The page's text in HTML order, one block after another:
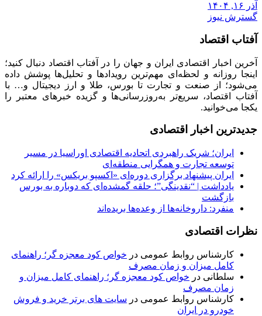
آذر ۱۶, ۱۴۰۴
گسترش نیوز
آفتاب اقتصاد
آخرین اخبار اقتصادی ایران و جهان را در آفتاب اقتصاد دنبال کنید؛
اینجا روزانه و لحظه‌ای مهم‌ترین رویدادها و تحلیل‌ها پوشش داده
می‌شود؛ از صنعت و تجارت تا بورس، طلا و ارز دیجیتال و… با
آفتاب اقتصاد، سریع‌تر به‌روزرسانی‌ها و گزیده خبرهای معتبر را
یکجا می‌خوانید.
جدیدترین اخبار اقتصادی
ایران؛ شریک راهبردی اتحادیه اقتصادی اوراسیا در مسیر
توسعه تجارت و همگرایی منطقه‌ای
ایران پیشنهاد برگزاری دوره‌ای «اکسپو بریکس» را ارائه کرد
یادداشت | “نقدینگی”؛ حلقه گمشده‌ای که دوباره به بورس
بازگشت
منفرد: داروخانه‌ها از وعده‌ها بریده‌اند
نظرات اقتصادی
کارشناس روابط عمومی در خواص کود معجزه گر؛ راهنمای
کامل میزان و زمان مصرف
سلطانی در خواص کود معجزه گر؛ راهنمای کامل میزان و
زمان مصرف
کارشناس روابط عمومی در سایت های برتر خرید و فروش
خودرو در ایران